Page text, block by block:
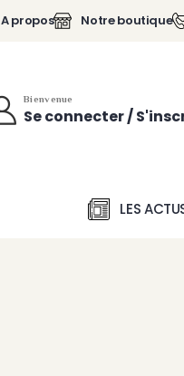
A propos Notre boutique
Bienvenue
Se connecter /
LES